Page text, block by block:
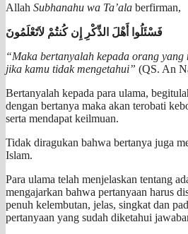
Allah Subhanahu wa Ta’ala berfirman,
فَسْئَلُوا أَهْلَ الذِّكْرِ إِن كُنتُمْ لاَتَعْلَمُونَ
“Maka bertanyalah kepada orang yang
jika kamu tidak mengetahui” (QS. An
Bertanyalah kepada para ulama,
dengan bertanya maka akan terobati
serta mendapat keilmuan.
Tidak diragukan bahwa bertanya juga
Islam.
Para ulama telah menjelaskan tentang
mengajarkan bahwa pertanyaan harus
penuh kelembutan, jelas, singkat dan
pertanyaan yang sudah diketahui